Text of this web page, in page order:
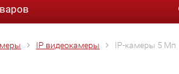
IP видеокамеры IP-камеры 5 Мп